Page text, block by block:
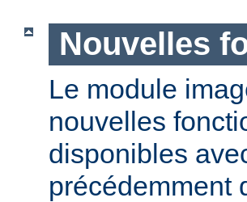
Nouvelles
Le module
nouvelles
disponibles
précédemment